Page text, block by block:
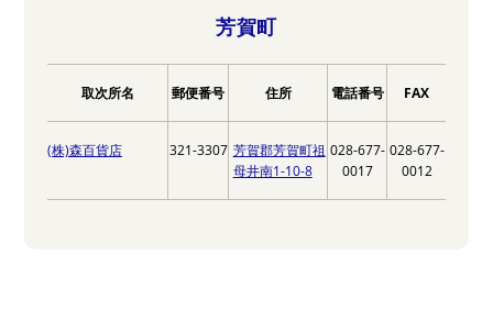
芳賀町
取次所名 郵便番号 住所 電話番号 FAX
(株)森百貨店 321-3307 芳賀郡芳賀町祖
母井南1-10-8
028-677-
0017
028-677-
0012